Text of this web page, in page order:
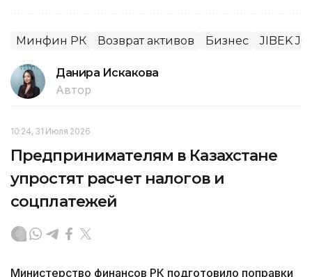
Минфин РК Возврат активов Бизнес JIBEK
Данира Искакова
Автор
10:24, 31 Июля 2026
Предпринимателям в Казахстане
упростят расчет налогов и
соцплатежей
Министерство финансов РК подготовило поправки